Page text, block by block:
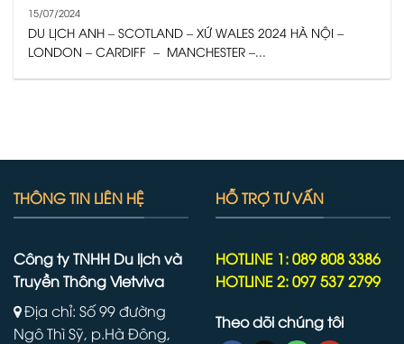
15/07/2024
DU LỊCH ANH – SCOTLAND – XỨ WALES 2024 HÀ NỘI –
LONDON – CARDIFF – MANCHESTER –...
THÔNG TIN LIÊN HỆ
Công ty TNHH Du lịch và
Truyền Thông Vietviva
Địa chỉ: Số 99 đường
Ngô Thì Sỹ, p.Hà Đông,
HỖ TRỢ TƯ VẤN
HOTLINE 1: 089 808 3386
HOTLINE 2: 097 537 2799
Theo dõi chúng tôi